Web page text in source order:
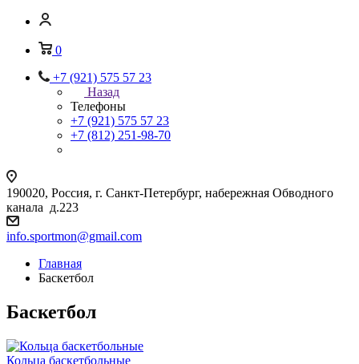
0
+7 (921) 575 57 23
Назад
Телефоны
+7 (921) 575 57 23
+7 (812) 251-98-70
190020, Россия, г. Санкт-Петербург, набережная Обводного
канала д.223
info.sportmon@gmail.com
Главная
Баскетбол
Баскетбол
Кольца баскетбольные